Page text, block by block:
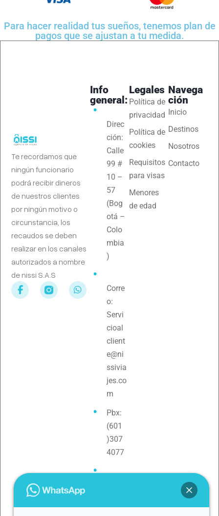
Para hacer realidad tus sueños, tenemos plan de
pagos que se ajustan a tu medida.
Te recordamos que
ningún funcionario
podrá recibir dineros
de nuestros clientes
por ningún motivo o
circunstancia, los
recaudos se deben
realizar en los canales
autorizados a nombre
de nissi S.A.S
Navega
ción
Inicio
Destinos
Nosotros
Contacto
Legales
Política de
privacidad
Política de
cookies
Requisitos
para visas
Menores
de edad
Info
general:
Direc
ción:
Calle
99 #
10 –
57
(Bog
otá –
Colo
mbia
)
Corre
o:
Servi
cioal
client
e@ni
ssivia
jes.co
m
Pbx:
(601
)307
4077